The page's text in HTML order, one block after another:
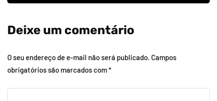
Deixe um comentário
O seu endereço de e-mail não será publicado. Campos
obrigatórios são marcados com*